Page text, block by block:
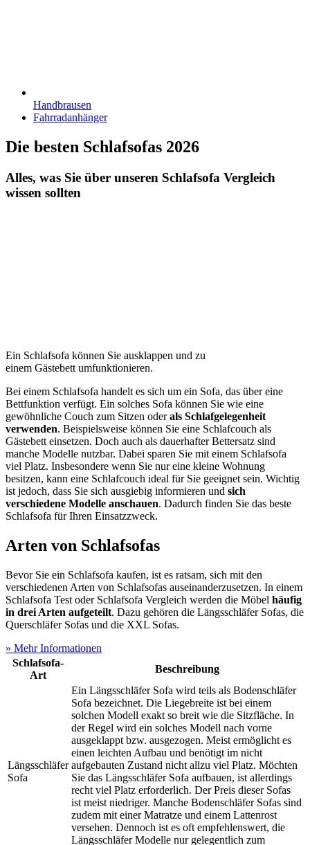
Handbrausen
Fahrradanhänger
Die besten Schlafsofas 2026
Alles, was Sie über unseren Schlafsofa Vergleich
wissen sollten
Ein Schlafsofa können Sie ausklappen und zu
einem Gästebett umfunktionieren.
Bei einem Schlafsofa handelt es sich um ein Sofa, das über eine
Bettfunktion verfügt. Ein solches Sofa können Sie wie eine
gewöhnliche Couch zum Sitzen oderals Schlafgelegenheit
verwenden. Beispielsweise können Sie eine Schlafcouch als
Gästebett einsetzen. Doch auch als dauerhafter Bettersatz sind
manche Modelle nutzbar. Dabei sparen Sie mit einem Schlafsofa
viel Platz. Insbesondere wenn Sie nur eine kleine Wohnung
besitzen, kann eine Schlafcouch ideal für Sie geeignet sein. Wichtig
ist jedoch, dass Sie sich ausgiebig informieren und sich
verschiedene Modelle anschauen. Dadurch finden Sie das beste
Schlafsofa für Ihren Einsatzzweck.
Arten von Schlafsofas
Bevor Sie ein Schlafsofa kaufen, ist es ratsam, sich mit den
verschiedenen Arten von Schlafsofas auseinanderzusetzen. In einem
Schlafsofa Test oder Schlafsofa Vergleich werden die Möbel häufig
in drei Arten aufgeteilt. Dazu gehören die Längsschläfer Sofas, die
Querschläfer Sofas und die XXL Sofas.
» Mehr Informationen
Schlafsofa-
Art
Beschreibung
Längsschläfer
Sofa
Ein Längsschläfer Sofa wird teils als Bodenschläfer
Sofa bezeichnet. Die Liegebreite ist bei einem
solchen Modell exakt so breit wie die Sitzfläche. In
der Regel wird ein solches Modell nach vorne
ausgeklappt bzw. ausgezogen. Meist ermöglicht es
einen leichten Aufbau und benötigt im nicht
aufgebauten Zustand nicht allzu viel Platz. Möchten
Sie das Längsschläfer Sofa aufbauen, ist allerdings
recht viel Platz erforderlich. Der Preis dieser Sofas
ist meist niedriger. Manche Bodenschläfer Sofas sind
zudem mit einer Matratze und einem Lattenrost
versehen. Dennoch ist es oft empfehlenswert, die
Längsschläfer Modelle nur gelegentlich zum